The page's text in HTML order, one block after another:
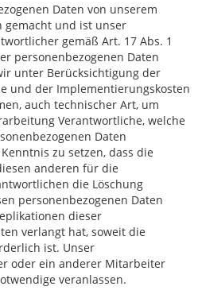
Daten von unserem
und ist unser
gemäß Art. 17 Abs. 1
personenbezogenen Daten
unter Berücksichtigung der
und der Implementierungskosten
auch technischer Art, um
Verantwortliche, welche
Daten
zu setzen, dass die
anderen für die
die Löschung
personenbezogenen Daten
dieser
verlangt hat, soweit die
ist. Unser
oder ein anderer Mitarbeiter
veranlassen.